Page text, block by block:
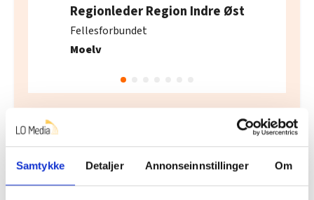
Samtykke Detaljer Annonseinnstillinger Om
Regionleder Region Indre Øst
Fellesforbundet
Moelv
Flere saker